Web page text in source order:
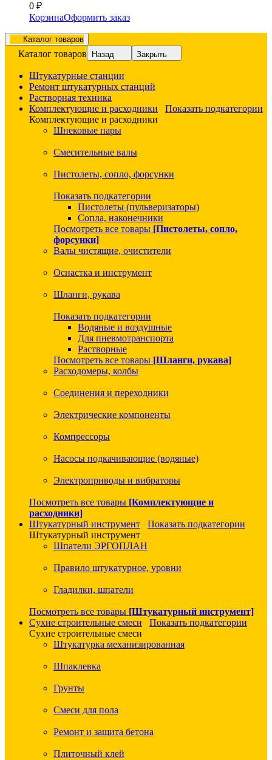
0 ₽
КорзинаОформить заказ
Каталог товаров
Каталог товаров Назад Закрыть
Штукатурные станции
Ремонт штукатурных станций
Растворная техника
Комплектующие и расходники
Показать подкатегории
Комплектующие и расходники
Шнековые пары
Смесительные валы
Пистолеты, сопло, форсунки
Показать подкатегории
Пистолеты (пульверизаторы)
Сопла, наконечники
Посмотреть все товары [Пистолеты, сопло,
форсунки]
Валы чистящие, очистители
Оснастка и инструмент
Шланги, рукава
Показать подкатегории
Водяные и воздушные
Для пневмотранспорта
Растворные
Посмотреть все товары [Шланги, рукава]
Расходомеры, колбы
Соединения и переходники
Электрические компоненты
Компрессоры
Насосы подкачивающие (водяные)
Электроприводы и вибраторы
Посмотреть все товары [Комплектующие и
расходники]
Штукатурный инструмент
Показать подкатегории
Штукатурный инструмент
Шпатели ЭРГОПЛАН
Правило штукатурное, уровни
Гладилки, шпатели
Посмотреть все товары [Штукатурный инструмент]
Сухие строительные смеси
Показать подкатегории
Сухие строительные смеси
Штукатурка механизированная
Шпаклевка
Грунты
Смеси для пола
Ремонт и защита бетона
Плиточный клей